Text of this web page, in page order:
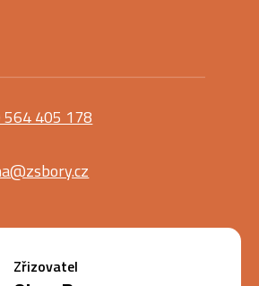
564 405 178
Zřizovatel